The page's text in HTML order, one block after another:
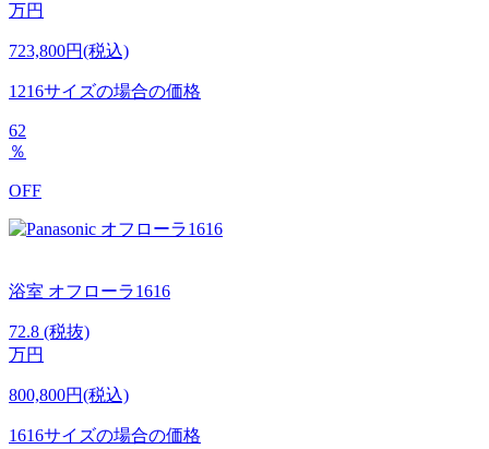
万円
723,800円(税込)
1216サイズの場合の価格
62
％
OFF
浴室 オフローラ1616
72.8 (税抜)
万円
800,800円(税込)
1616サイズの場合の価格